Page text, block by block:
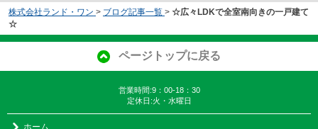
株式会社ランド・ワン > ブログ記事一覧 > ☆広々LDKで全室南向きの一戸建て
☆
ページトップに戻る
営業時間:9：00-18：30
定休日:火・水曜日